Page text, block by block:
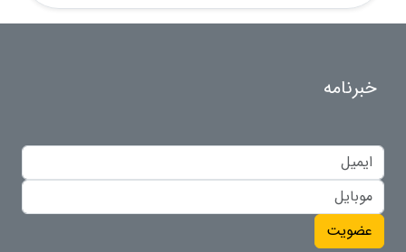
خبرنامه
عضویت